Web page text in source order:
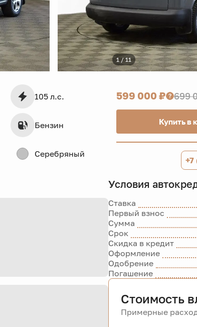
1 / 11
105 л.с.
Бензин
Серебряный
599 000 ₽ 699
Купить в
Условия
Ставка
Первый взнос
Сумма
Срок
Скидка в кредит
Оформление
Одобрение
Погашение
Стоимость
Примерные